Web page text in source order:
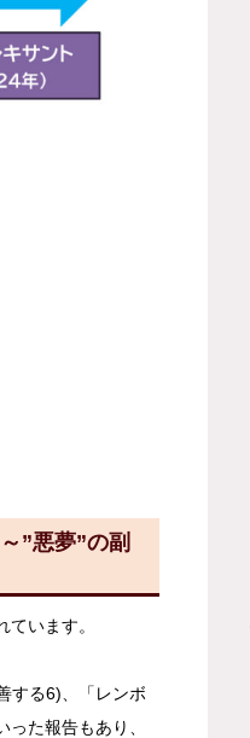
”悪夢”の副
います。
する6)、「レンボ
た報告もあり、